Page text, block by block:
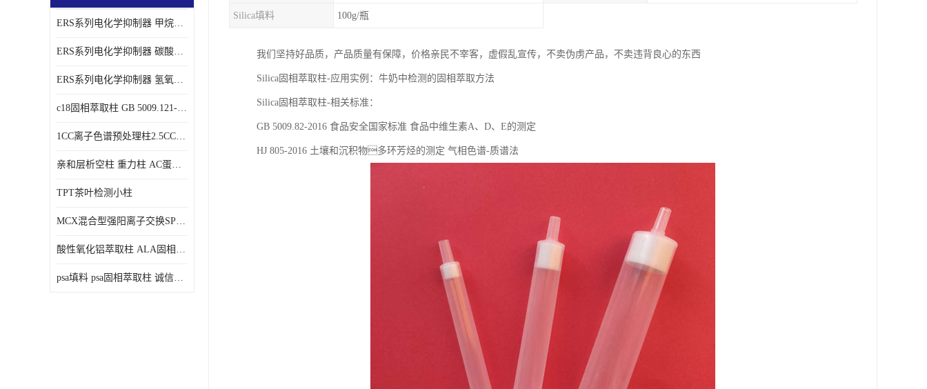
ERS系列电化学抑制器 甲烷磺酸体系 实验器材
ERS系列电化学抑制器 碳酸盐体系 实验科研仪器 适配离子色谱仪产品
ERS系列电化学抑制器 氢氧根体系 检测灵敏度高 适用梯度淋洗 实验耗材
c18固相萃取柱 GB 5009.121-2016 spe柱
1CC离子色谱预处理柱2.5CC 50支/盒
亲和层析空柱 重力柱 AC蛋白纯化柱 蛋白层析柱
TPT茶叶检测小柱
MCX混合型强阳离子交换SPE柱60mg/3ml
酸性氧化铝萃取柱 ALA固相萃取柱
psa填料 psa固相萃取柱 诚信经营 来电咨询
Silica填料 100g/瓶
我们坚持好品质，产品质量有保障，价格亲民不宰客，虚假乱宣传，不卖伪虏产品，不卖违背良心的东西
Silica固相萃取柱-应用实例：牛奶中检测的固相萃取方法
Silica固相萃取柱-相关标准：
GB 5009.82-2016 ⻝品安全国家标准 ⻝品中维⽣素A、D、E的测定
HJ 805-2016 ⼟壤和沉积物多环芳烃的测定 ⽓相⾊谱-质谱法